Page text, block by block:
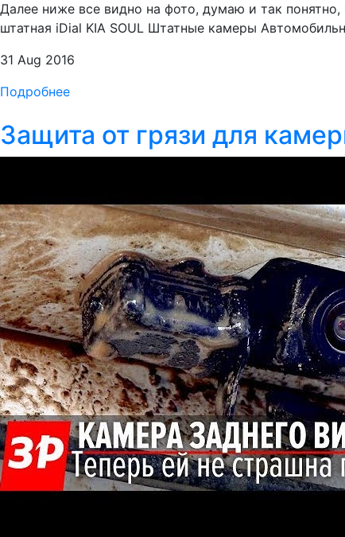
Далее ниже все видно на фото, думаю и так
штатная iDial KIA SOUL Штатные камеры
31 Aug 2016
Подробнее
Защита от грязи для